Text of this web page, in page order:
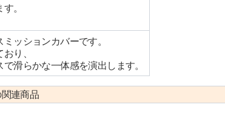
。
ッションカバーです。
り、
滑らかな一体感を演出します。
連商品